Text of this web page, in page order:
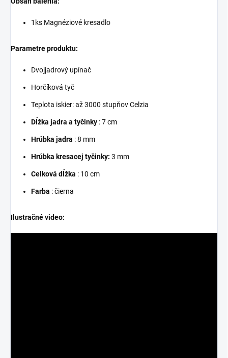
1ks Magnéziové kresadlo
Parametre produktu:
Dvojjadrový upínač
Horčíková tyč
Teplota iskier: až 3000 stupňov Celzia
Dĺžka jadra a tyčinky : 7 cm
Hrúbka jadra : 8 mm
Hrúbka kresacej tyčinky: 3 mm
Celková dĺžka : 10 cm
Farba : čierna
Ilustračné video: